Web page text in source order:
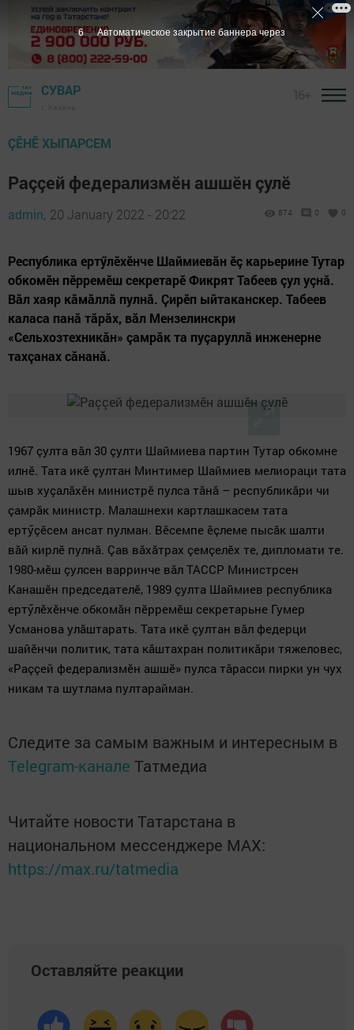
СУВАР
ÇӖНӖ ХЫПАРСЕМ
Раççей федерализмӗн ашшӗн çулӗ
admin, 20 January 2022 - 20:22 874 0 0
Республика ертӳлӗхӗнче Шаймиевăн ӗç карьерине Тутар
обкомӗн пӗрремӗш секретарӗ Фикрят Табеев çул уçнă.
Вăл хаяр кăмăллă пулнă. Çирӗп ыйтаканскер. Табеев
каласа панă тăрăх, вăл Мензелинскри
«Сельхозтехникăн» çамрăк та пуçаруллă инженерне
тахçанах сăнанă.
1967 çулта вăл 30 çулти Шаймиева партин Тутар обкомне
илнӗ. Тата икӗ çултан Минтимер Шаймиев мелиораци тата
шыв хуçалăхӗн министрӗ пулса тăнă – республикăри чи
çамрăк министр. Малашнехи картлашкасем тата
ертӳçӗсем ансат пулман. Вӗсемпе ӗçлеме пысăк шалти
вăй кирлӗ пулнă. Çав вăхăтрах çемçелӗх те, дипломати те.
1980-мӗш çулсен варринче вăл ТАССР Министрсен
Канашӗн председателӗ, 1989 çулта Шаймиев республика
ертӳлӗхӗнче обкомăн пӗрремӗш секретарьне Гумер
Усманова улăштарать. Тата икӗ çултан вăл федерци
шайӗнчи политик, тата кăштахран политикăри тяжеловес,
«Раççей федерализмӗн ашшӗ» пулса тăрасси пирки ун чух
никам та шутлама пултарайман.
Следите за самым важным и интересным в
Telegram-канале Татмедиа
Читайте новости Татарстана в
национальном мессенджере MАХ:
https://max.ru/tatmedia
Оставляйте реакции
5 Автоматическое закрытие баннера через